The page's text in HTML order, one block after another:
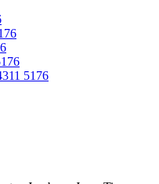
5176